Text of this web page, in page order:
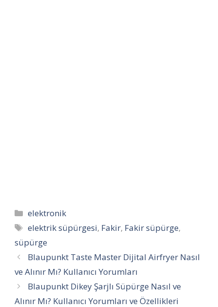
Kategoriler
elektronik
Etiketler
elektrik süpürgesi, Fakir, Fakir süpürge,
süpürge
Blaupunkt Taste Master Dijital Airfryer Nasıl
ve Alınır Mı? Kullanıcı Yorumları
Blaupunkt Dikey Şarjlı Süpürge Nasıl ve
Alınır Mı? Kullanıcı Yorumları ve Özellikleri